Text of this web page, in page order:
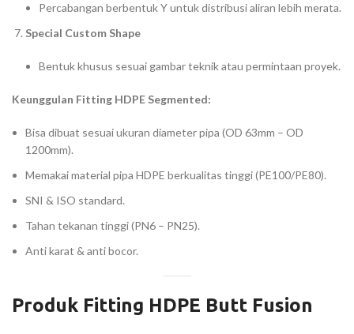
Percabangan berbentuk Y untuk distribusi aliran lebih merata.
Special Custom Shape
Bentuk khusus sesuai gambar teknik atau permintaan proyek.
Keunggulan Fitting HDPE Segmented:
Bisa dibuat sesuai ukuran diameter pipa (OD 63mm – OD
1200mm).
Memakai material pipa HDPE berkualitas tinggi (PE100/PE80).
SNI & ISO standard.
Tahan tekanan tinggi (PN6 – PN25).
Anti karat & anti bocor.
Produk Fitting HDPE Butt Fusion